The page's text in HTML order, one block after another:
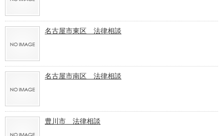
名古屋市東区 法律相談
名古屋市南区 法律相談
豊川市 法律相談